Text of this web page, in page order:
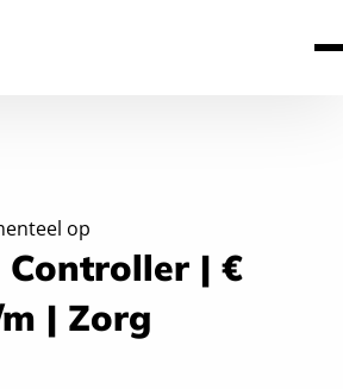
op
Controller | €
| Zorg